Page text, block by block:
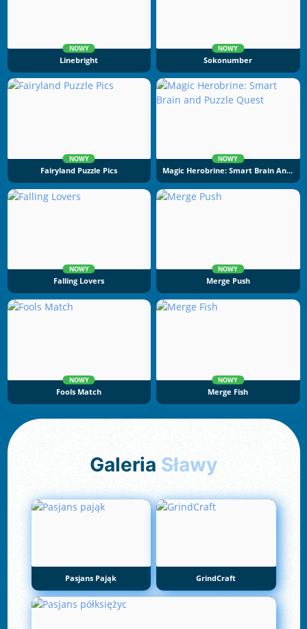
NOWY
Linebright
NOWY
Sokonumber
NOWY
Fairyland Puzzle Pics
NOWY
Magic Herobrine: Smart Brain And Puzzle Quest
NOWY
Falling Lovers
NOWY
Merge Push
NOWY
Fools Match
NOWY
Merge Fish
Galeria Sławy
Pasjans Pająk GrindCraft